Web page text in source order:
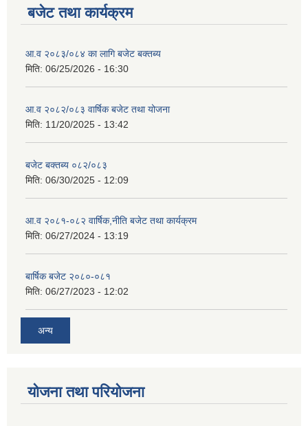
बजेट तथा कार्यक्रम
आ.व २०८३/०८४ का लागि बजेट बक्तब्य
मिति: 06/25/2026 - 16:30
आ.व २०८२/०८३ वार्षिक बजेट तथा योजना
मिति: 11/20/2025 - 13:42
बजेट बक्तब्य ०८२/०८३
मिति: 06/30/2025 - 12:09
आ.व २०८१-०८२ वार्षिक,नीति बजेट तथा कार्यक्रम
मिति: 06/27/2024 - 13:19
बार्षिक बजेट २०८०-०८१
मिति: 06/27/2023 - 12:02
अन्य
योजना तथा परियोजना